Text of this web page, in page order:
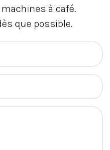
à café.
que possible.